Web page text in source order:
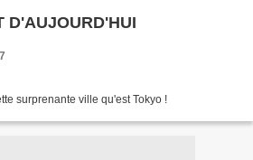
D'AUJOURD'HUI
surprenante ville qu'est Tokyo !